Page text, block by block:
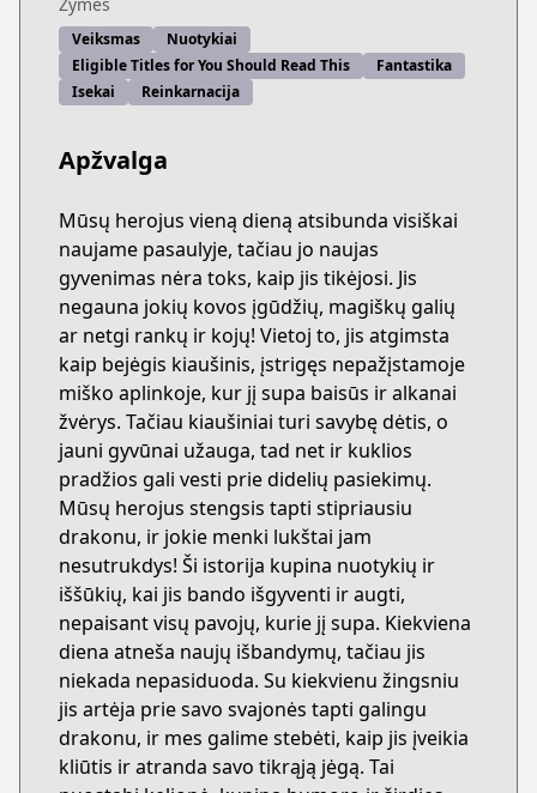
Veiksmas
Nuotykiai
Eligible Titles for You Should Read This
Fantastika
Isekai
Reinkarnacija
Apžvalga
Mūsų herojus vieną dieną atsibunda visiškai
naujame pasaulyje, tačiau jo naujas
gyvenimas nėra toks, kaip jis tikėjosi. Jis
negauna jokių kovos įgūdžių, magiškų galių
ar netgi rankų ir kojų! Vietoj to, jis atgimsta
kaip bejėgis kiaušinis, įstrigęs nepažįstamoje
miško aplinkoje, kur jį supa baisūs ir alkanai
žvėrys. Tačiau kiaušiniai turi savybę dėtis, o
jauni gyvūnai užauga, tad net ir kuklios
pradžios gali vesti prie didelių pasiekimų.
Mūsų herojus stengsis tapti stipriausiu
drakonu, ir jokie menki lukštai jam
nesutrukdys! Ši istorija kupina nuotykių ir
iššūkių, kai jis bando išgyventi ir augti,
nepaisant visų pavojų, kurie jį supa. Kiekviena
diena atneša naujų išbandymų, tačiau jis
niekada nepasiduoda. Su kiekvienu žingsniu
jis artėja prie savo svajonės tapti galingu
drakonu, ir mes galime stebėti, kaip jis įveikia
kliūtis ir atranda savo tikrąją jėgą. Tai